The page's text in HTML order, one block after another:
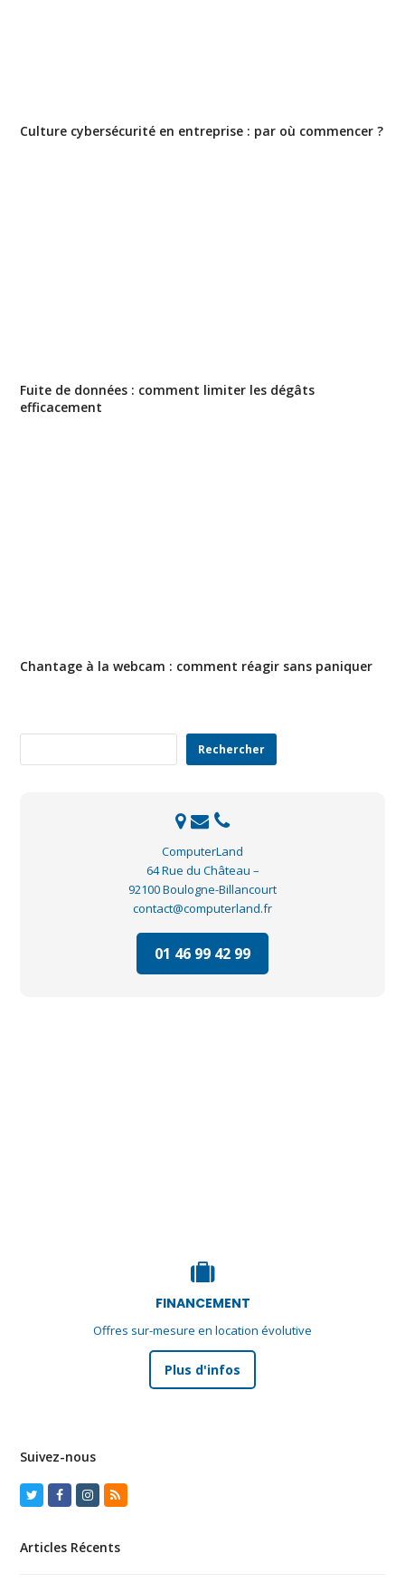
Culture cybersécurité en entreprise : par où commencer ?
Fuite de données : comment limiter les dégâts
efficacement
Chantage à la webcam : comment réagir sans paniquer
Rechercher
ComputerLand
64 Rue du Château –
92100 Boulogne-Billancourt
contact@computerland.fr
01 46 99 42 99
FINANCEMENT
Offres sur-mesure en location évolutive
Plus d'infos
Suivez-nous
TwitterFacebook
Instagram
RSS
Articles Récents